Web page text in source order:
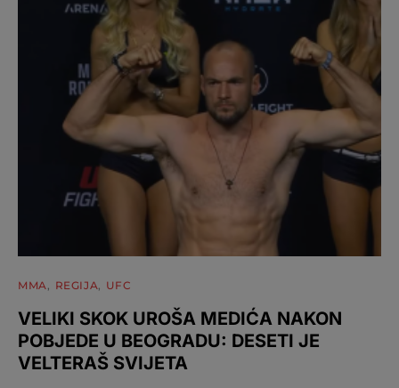
MMA REGIJA UFC
VELIKI SKOK UROŠA MEDIĆA NAKON
POBJEDE U BEOGRADU: DESETI JE
VELTERAŠ SVIJETA